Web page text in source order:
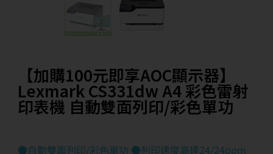
【加購100元即享AOC顯示器】
Lexmark CS331dw A4 彩色雷射
印表機 自動雙面列印/彩色單功
●自動雙面列印/彩色單功 ●列印速度高達24/24ppm